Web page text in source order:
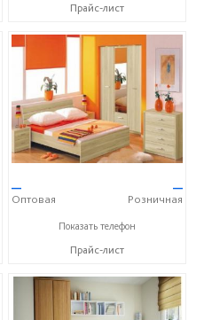
Прайс-лист
—
Оптовая
—
Розничная
+7 (928) 278-36-45
Показать телефон
Прайс-лист